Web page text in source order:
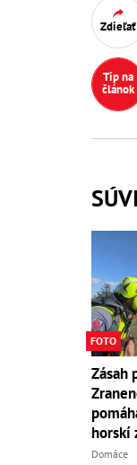
Zdieľať
Tip na
článok
FOTO
Zásah
horskí
Domáce